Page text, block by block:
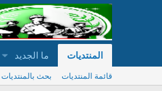
المنتديات ما الجديد
قائمة المنتديات
بحث بالمنتديات